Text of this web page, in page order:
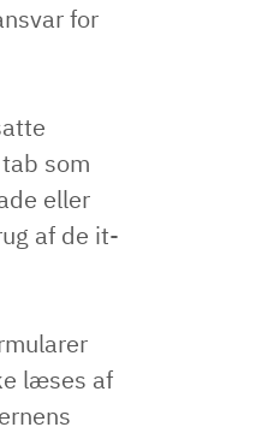
for
som
eller
af de it-
læses af